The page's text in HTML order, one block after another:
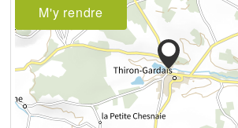
M'y rendre